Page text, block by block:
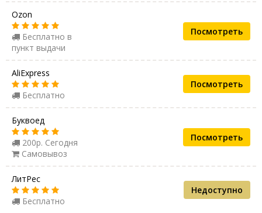
Ozon
Бесплатно в
пункт выдачи
Посмотреть
AliExpress
Бесплатно
Посмотреть
Буквоед
200р. Сегодня
Самовывоз
Посмотреть
ЛитРес
Бесплатно
Недоступно